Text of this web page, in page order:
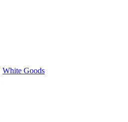
White Goods